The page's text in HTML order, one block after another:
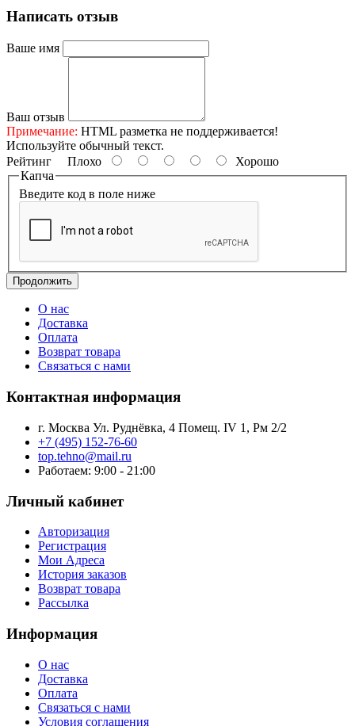
Написать отзыв
Ваше имя
Ваш отзыв
Примечание: HTML разметка не поддерживается!
Используйте обычный текст.
Рейтинг Плохо
Хорошо
Капча
Введите код в поле ниже
Продолжить
О нас
Доставка
Оплата
Возврат товара
Связаться с нами
Контактная информация
г. Москва Ул. Руднёвка, 4 Помещ. IV 1, Рм 2/2
+7 (495) 152-76-60
top.tehno@mail.ru
Работаем: 9:00 - 21:00
Личный кабинет
Авторизация
Регистрация
Мои Адреса
История заказов
Возврат товара
Рассылка
Информация
О нас
Доставка
Оплата
Связаться с нами
Условия соглашения